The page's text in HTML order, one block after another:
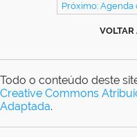
Próximo: Agenda
VOLTAR
Todo o conteúdo deste
Creative Commons
Adaptada.